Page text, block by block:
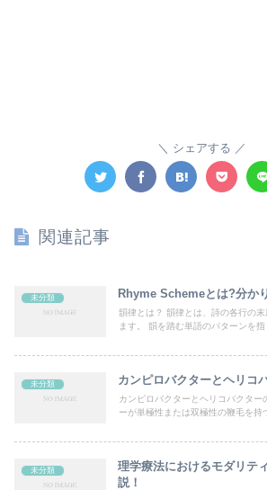
シェアする
関連記事
未分類 Rhyme Schemeとは?分か
韻律とは？ 韻律とは、詩の各行の末
ます。 韻を踏む単語のパターンを指
未分類 カンピロバクターとヘリコ
カンピロバクターとヘリコバクター
ーが単極性または双極性の鞭毛を持
未分類
理学療法におけるモダリテ
説！